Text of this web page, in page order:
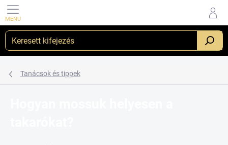
Ugrás
fő
tartalomhoz
_
Tanácsok és tippek